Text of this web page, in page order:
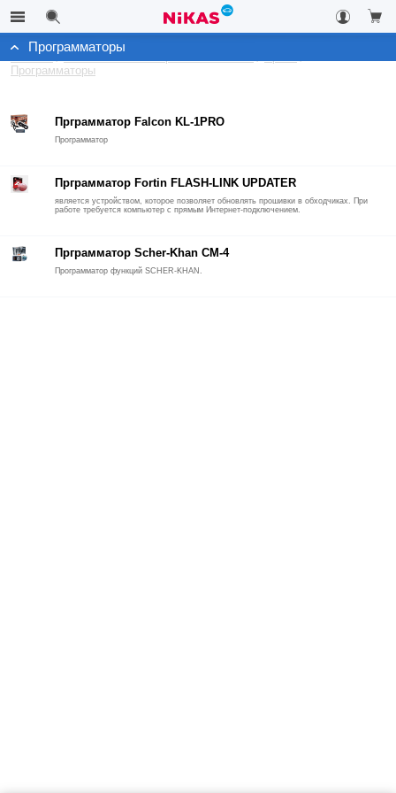
Каталог Автомобильные охранные системы
Программаторы
Программаторы
Прграмматор Falcon KL-1PRO
Программатор
Прграмматор Fortin FLASH-LINK UPDATER
является устройством, которое позволяет обновлять прошивки в обходчиках. При
работе требуется компьютер с прямым Интернет-подключением.
Прграмматор Scher-Khan CM-4
Программатор функций SCHER-KHAN.